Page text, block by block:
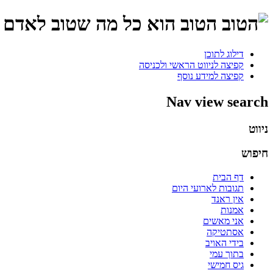
הטוב הוא כל מה שטוב לאדם
דילוג לתוכן
קפיצה לניווט הראשי ולכניסה
קפיצה למידע נוסף
Nav view search
ניווט
חיפוש
דף הבית
תגובות לארועי היום
אין ראנד
אמנות
אני מאשים
אסתטיקה
בידי האויב
בתוך עמי
גיס חמישי